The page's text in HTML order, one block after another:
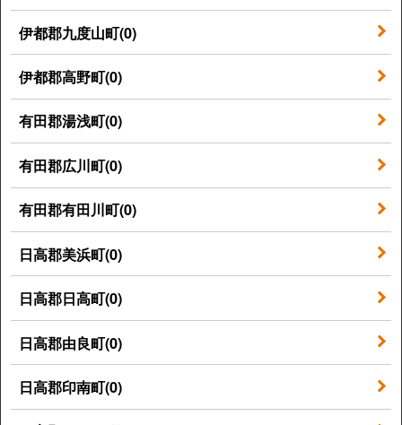
伊都郡九度山町(0)
伊都郡高野町(0)
有田郡湯浅町(0)
有田郡広川町(0)
有田郡有田川町(0)
日高郡美浜町(0)
日高郡日高町(0)
日高郡由良町(0)
日高郡印南町(0)